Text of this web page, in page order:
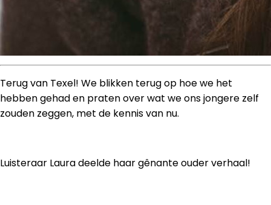
Terug van Texel! We blikken terug op hoe we het
hebben gehad en praten over wat we ons jongere zelf
zouden zeggen, met de kennis van nu.
Luisteraar Laura deelde haar gênante ouder verhaal!